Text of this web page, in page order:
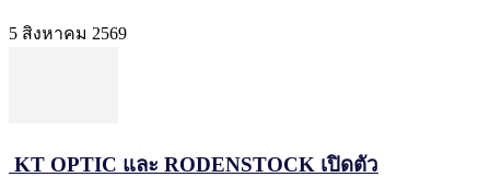
5 สิงหาคม 2569
KT OPTIC และ RODENSTOCK เปิดตัว